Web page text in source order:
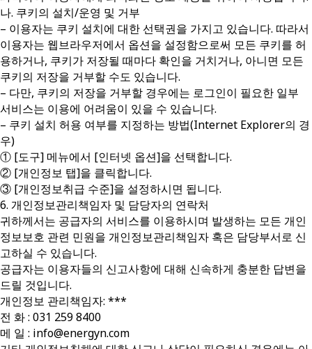
나. 쿠키의 설치/운영 및 거부
– 이용자는 쿠키 설치에 대한 선택권을 가지고 있습니다. 따라서
이용자는 웹브라우저에서 옵션을 설정함으로써 모든 쿠키를 허
용하거나, 쿠키가 저장될 때마다 확인을 거치거나, 아니면 모든
쿠키의 저장을 거부할 수도 있습니다.
– 다만, 쿠키의 저장을 거부할 경우에는 로그인이 필요한 일부
서비스는 이용에 어려움이 있을 수 있습니다.
– 쿠키 설치 허용 여부를 지정하는 방법(Internet Explorer의 경
우)
① [도구] 메뉴에서 [인터넷 옵션]을 선택합니다.
② [개인정보 탭]을 클릭합니다.
③ [개인정보취급 수준]을 설정하시면 됩니다.
6. 개인정보관리책임자 및 담당자의 연락처
귀하께서는 공급자의 서비스를 이용하시며 발생하는 모든 개인
정보보호 관련 민원을 개인정보관리책임자 혹은 담당부서로 신
고하실 수 있습니다.
공급자는 이용자들의 신고사항에 대해 신속하게 충분한 답변을
드릴 것입니다.
개인정보 관리책임자: ***
전 화 : 031 259 8400
메 일 : info@energyn.com